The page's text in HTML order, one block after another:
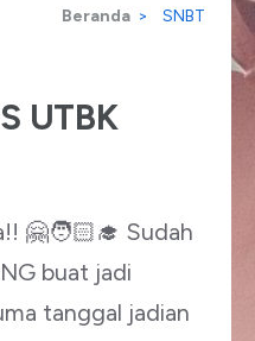
Beranda > SNBT
UTBK
🤗🧑🏻‍🎓 Sudah
buat jadi
tanggal jadian